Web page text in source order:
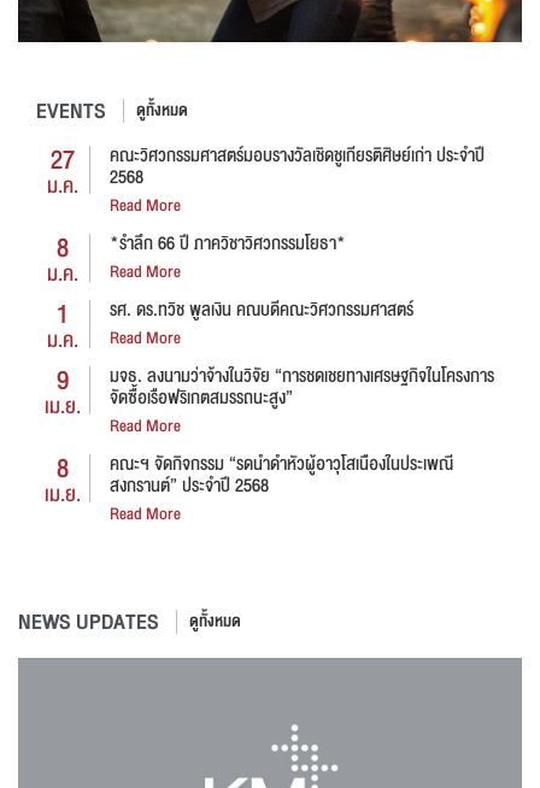
EVENTS ดูทั้งหมด
27
ม.ค.
คณะวิศวกรรมศาสตร์มอบรางวัลเชิดชูเกียรติศิษย์เก่า ประจำปี
2568
Read More
8
ม.ค.
*รำลึก 66 ปี ภาควิชาวิศวกรรมโยธา*
Read More
1
ม.ค.
รศ. ดร.ทวิช พูลเงิน คณบดีคณะวิศวกรรมศาสตร์
Read More
9
เม.ย.
มจธ. ลงนามว่าจ้างในวิจัย “การชดเชยทางเศรษฐกิจในโครงการ
จัดซื้อเรือฟริเกตสมรรถนะสูง”
Read More
8
เม.ย.
คณะฯ จัดกิจกรรม “รดน้ำดำหัวผู้อาวุโสเนื่องในประเพณี
สงกรานต์” ประจำปี 2568
Read More
NEWS UPDATES ดูทั้งหมด